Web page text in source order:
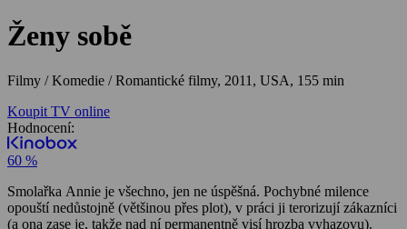
Ženy sobě
Filmy / Komedie / Romantické filmy, 2011, USA, 155 min
Koupit TV online
Hodnocení:
60 %
Smolařka Annie je všechno, jen ne úspěšná. Pochybné milence
opouští nedůstojně (většinou přes plot), v práci ji terorizují zákazníci
(a ona zase je, takže nad ní permanentně visí hrozba vyhazovu).